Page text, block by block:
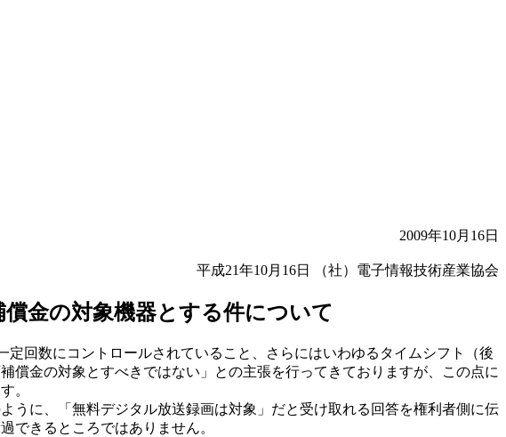
2009年10月16日
平成21年10月16日 （社）電子情報技術産業協会
金の対象機器とする件について
回数にコントロールされていること、さらにはいわゆるタイムシフト（後
償金の対象とすべきではない」との主張を行ってきておりますが、この点に
。
に、「無料デジタル放送録画は対象」だと受け取れる回答を権利者側に伝
できるところではありません。